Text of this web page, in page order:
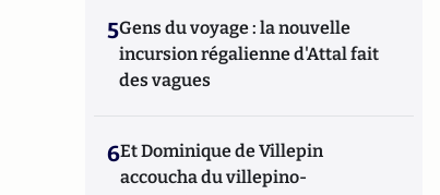
5Gens du voyage : la nouvelle
incursion régalienne d'Attal fait
des vagues
6Et Dominique de Villepin
accoucha du villepino-